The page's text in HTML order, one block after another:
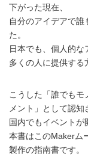
下がった現在、
自分のアイデアで
た。
日本でも、個人的
多くの人に提供する
こうした「誰でも
メント」として認知
国内でもイベントが
本書はこのMakerム
製作の指南書です。